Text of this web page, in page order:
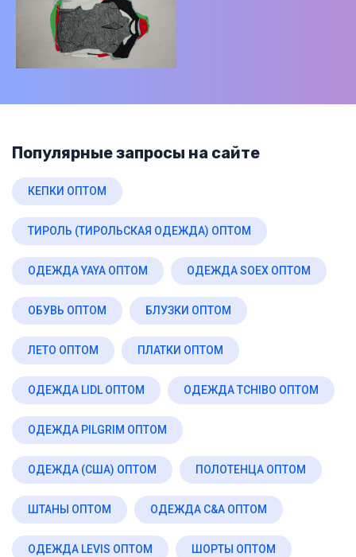
Популярные запросы на сайте
КЕПКИ ОПТОМ
ТИРОЛЬ (ТИРОЛЬСКАЯ ОДЕЖДА) ОПТОМ
ОДЕЖДА YAYA ОПТОМ ОДЕЖДА SOEX ОПТОМ
ОБУВЬ ОПТОМ БЛУЗКИ ОПТОМ
ЛЕТО ОПТОМ ПЛАТКИ ОПТОМ
ОДЕЖДА LIDL ОПТОМ ОДЕЖДА TCHIBO ОПТОМ
ОДЕЖДА PILGRIM ОПТОМ
ОДЕЖДА (США) ОПТОМ ПОЛОТЕНЦА ОПТОМ
ШТАНЫ ОПТОМ ОДЕЖДА C&A ОПТОМ
ОДЕЖДА LEVIS ОПТОМ ШОРТЫ ОПТОМ